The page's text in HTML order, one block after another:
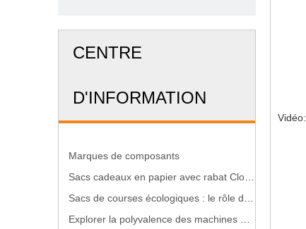
CENTRE
D'INFORMATION
Marques de composants
Sacs cadeaux en papier avec rabat Cloure Machine
Sacs de courses écologiques : le rôle des machines à sacs en papier
Explorer la polyvalence des machines à sacs en papier dans l'emballage
Vidéo: